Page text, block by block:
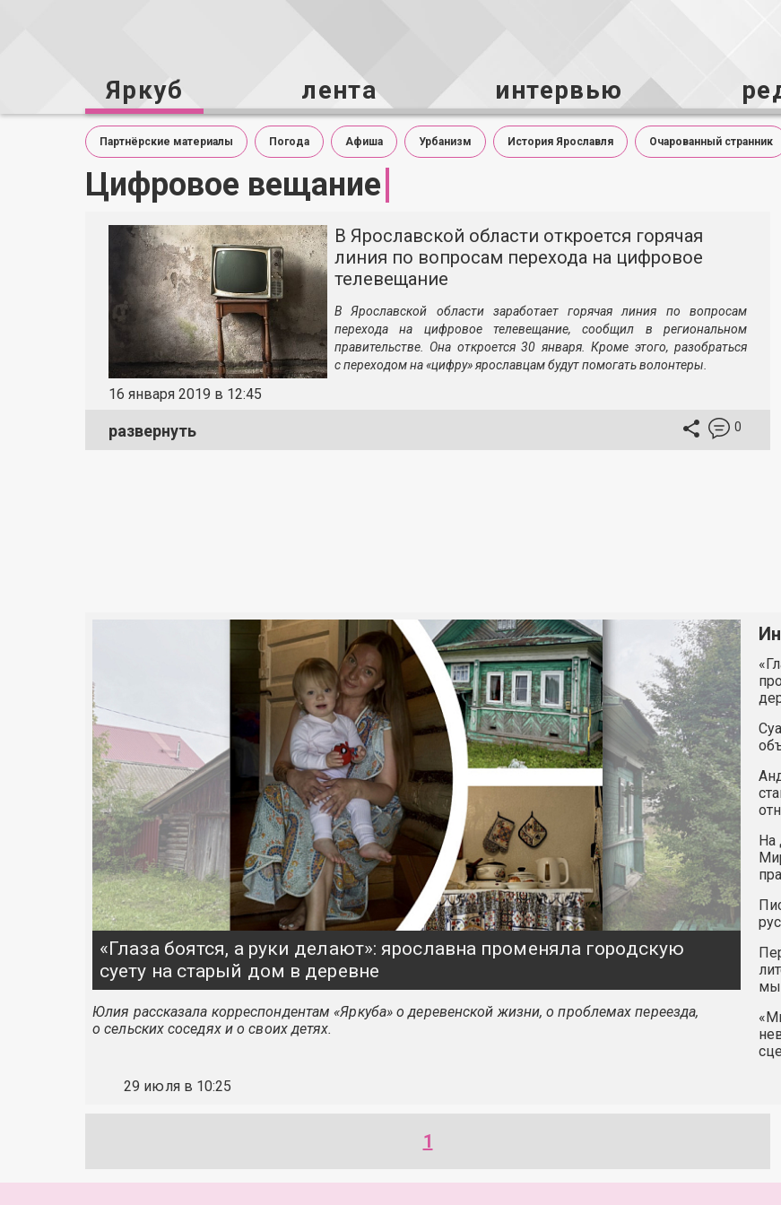
Яркуб лента интервью
Партнёрские материалы Погода Афиша Урбанизм История Ярославля Очарованный странник
Цифровое вещание
16 января 2019 в 12:45
В Ярославской области откроется горячая
линия по вопросам перехода на цифровое
телевещание
В Ярославской области заработает горячая линия по вопросам
перехода на цифровое телевещание, сообщил в региональном
правительстве. Она откроется 30 января. Кроме этого, разобраться
с переходом на «цифру» ярославцам будут помогать волонтеры.
развернуть 0
«Глаза боятся, а руки делают»: ярославна променяла городскую
суету на старый дом в деревне
Юлия рассказала корреспондентам «Яркуба» о деревенской жизни, о проблемах переезда,
о сельских соседях и о своих детях.
29 июля в 10:25
На
1